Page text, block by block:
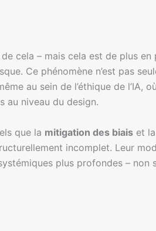
cela – mais cela est de plus
Ce phénomène n’est pas
au sein de l’éthique de l’IA,
au niveau du design.
que la mitigation des biais et
incomplet. Leur
plus profondes – non